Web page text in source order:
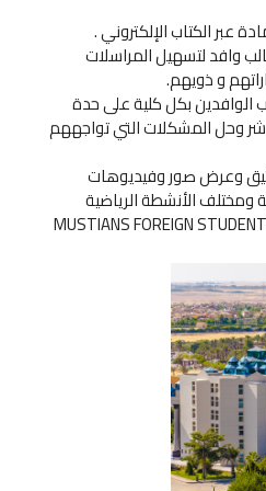
عبر الكتاب الإلكتروني .
وافد لتسهيل المراسلات
و ذويهم.
بكل كلية على حدة
وحل المشكلات التي تواجههم
وعرض صور وفيديوهات
ومختلف الأنشطة الرياضية